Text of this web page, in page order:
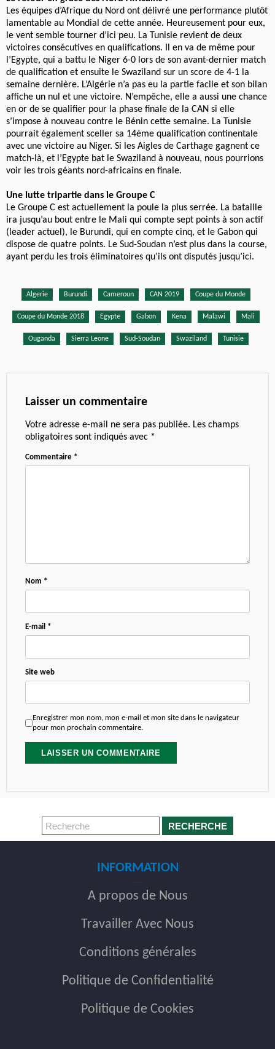
Les équipes d’Afrique du Nord ont délivré une performance plutôt
lamentable au Mondial de cette année. Heureusement pour eux,
le vent semble tourner d’ici peu. La Tunisie revient de deux
victoires consécutives en qualifications. Il en va de même pour
l’Egypte, qui a battu le Niger 6-0 lors de son avant-dernier match
de qualification et ensuite le Swaziland sur un score de 4-1 la
semaine dernière. L’Algérie n’a pas eu la partie facile et son bilan
affiche un nul et une victoire. N’empêche, elle a aussi une chance
en or de se qualifier pour la phase finale de la CAN si elle
s’impose à nouveau contre le Bénin cette semaine. La Tunisie
pourrait également sceller sa 14ème qualification continentale
avec une victoire au Niger. Si les Aigles de Carthage gagnent ce
match-là, et l’Egypte bat le Swaziland à nouveau, nous pourrions
voir les trois géants nord-africains en finale.
Une lutte tripartie dans le Groupe C
Le Groupe C est actuellement la poule la plus serrée. La bataille
ira jusqu’au bout entre le Mali qui compte sept points à son actif
(leader actuel), le Burundi, qui en compte cinq, et le Gabon qui
dispose de quatre points. Le Sud-Soudan n’est plus dans la course,
ayant perdu les trois éliminatoires qu’ils ont disputés jusqu’ici.
Algerie Burundi Cameroun CAN 2019 Coupe du Monde
Coupe du Monde 2018 Egypte Gabon Kena Malawi Mali
Ouganda Sierra Leone Sud-Soudan Swaziland Tunisie
Laisser un commentaire
Votre adresse e-mail ne sera pas publiée. Les champs
obligatoires sont indiqués avec *
Commentaire *
Nom *
E-mail *
Site web
Enregistrer mon nom, mon e-mail et mon site dans le navigateur
pour mon prochain commentaire.
RECHERCHE
INFORMATION
A propos de Nous
Travailler Avec Nous
Conditions générales
Politique de Confidentialité
Politique de Cookies